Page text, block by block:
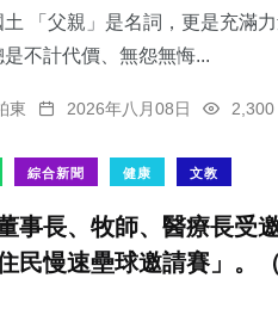
土 「父親」是名詞，更是充滿
是不計代價、無怨無悔...
東 2026年八月08日
綜合新聞 健康 文教
事長、牧師、醫療長受
民慢速壘球邀請賽」。